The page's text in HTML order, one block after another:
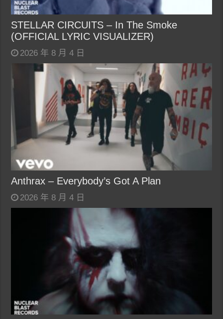
STELLAR CIRCUITS – In The Smoke
(OFFICIAL LYRIC VISUALIZER)
2026 年 8 月 4 日
Anthrax – Everybody’s Got A Plan
2026 年 8 月 4 日